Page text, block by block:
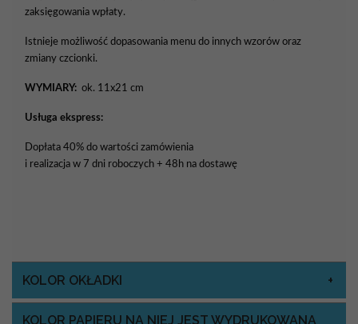
zaksięgowania wpłaty.
Istnieje możliwość dopasowania menu do innych wzorów oraz
zmiany czcionki.
WYMIARY: ok. 11x21 cm
Usługa ekspress:
Dopłata 40% do wartości zamówienia
i realizacja w 7 dni roboczych + 48h na dostawę
KOLOR OKŁADKI
KOLOR PAPIERU NA NIEJ JEST WYDRUKOWANA